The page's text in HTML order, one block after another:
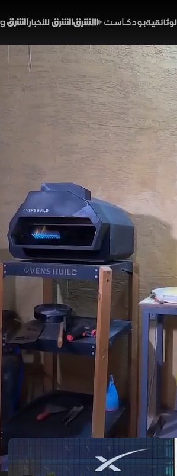
في مصر..
في قطاع المطاعم المنزلية،
تقليل التكاليف ورفع الكفاءة
التقليدية، مع توقعات بنمو
الشرق ويك اند القاهرة